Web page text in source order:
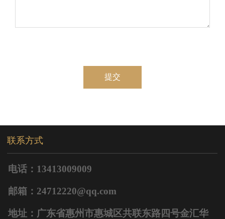
联系方式
电话：13413009009
邮箱：24712220@qq.com
地址：广东省惠州市惠城区共联东路四号金汇华